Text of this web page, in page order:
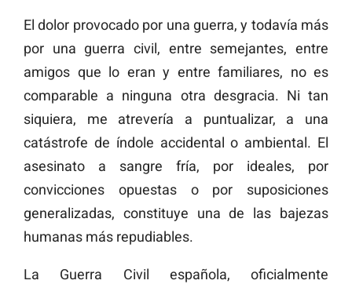
El dolor provocado por una guerra, y todavía más
por una guerra civil, entre semejantes, entre
amigos que lo eran y entre familiares, no es
comparable a ninguna otra desgracia. Ni tan
siquiera, me atrevería a puntualizar, a una
catástrofe de índole accidental o ambiental. El
asesinato a sangre fría, por ideales, por
convicciones opuestas o por suposiciones
generalizadas, constituye una de las bajezas
humanas más repudiables.
La Guerra Civil española, oficialmente